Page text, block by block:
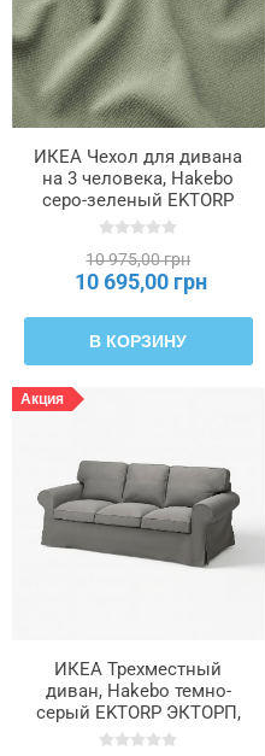
ИКЕА Чехол для дивана
на 3 человека, Hakebo
серо-зеленый EKTORP
ЭКТОРП, 005.652.11
10 975,00 грн
10 695,00 грн
В КОРЗИНУ
Акция
ИКЕА Трехместный
диван, Hakebo темно-
серый EKTORP ЭКТОРП,
395.089.98